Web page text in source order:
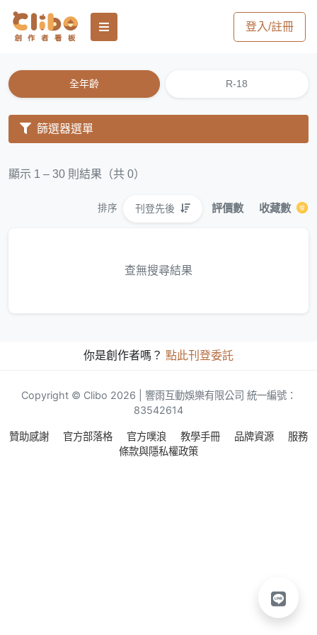
登入/註冊
全年齡 R-18
篩選器選單
顯示 1 – 30 則結果（共 0）
排序 刊登先後 評價數 收藏數
查無搜尋結果
你是創作者嗎？ 點此刊登委託
Copyright © Clibo 2026 | 響雨互動娛樂有限公司 統一編號：
83542614
贊助感謝 官方部落格 官方噗浪 教學手冊 品牌資源
服務
條款與隱私權政策